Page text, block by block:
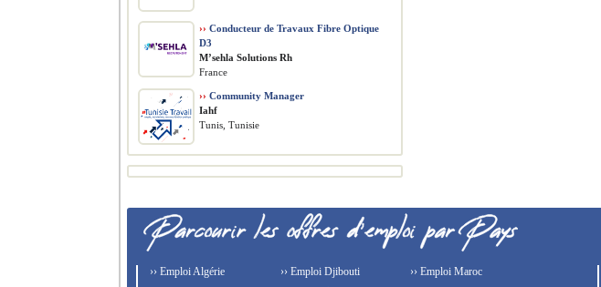
›› Conducteur de Travaux Fibre Optique
D3
M’sehla Solutions Rh
France
›› Community Manager
Iahf
Tunis, Tunisie
›› Emploi Algérie
›› Emploi Djibouti
›› Emploi Maroc